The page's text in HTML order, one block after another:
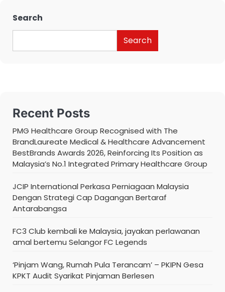
Search
Search
Recent Posts
PMG Healthcare Group Recognised with The
BrandLaureate Medical & Healthcare Advancement
BestBrands Awards 2026, Reinforcing Its Position as
Malaysia’s No.1 Integrated Primary Healthcare Group
JCIP International Perkasa Perniagaan Malaysia
Dengan Strategi Cap Dagangan Bertaraf
Antarabangsa
FC3 Club kembali ke Malaysia, jayakan perlawanan
amal bertemu Selangor FC Legends
‘Pinjam Wang, Rumah Pula Terancam’ – PKIPN Gesa
KPKT Audit Syarikat Pinjaman Berlesen